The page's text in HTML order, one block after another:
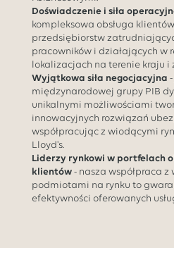
Doświadczenie i siła
kompleksowa obsługa
przedsiębiorstw
pracowników i działających w
lokalizacjach na terenie kraju i
Wyjątkowa siła negocjacyjna
międzynarodowej grupy PIB
unikalnymi możliwościami
innowacyjnych rozwiązań
współpracując z wiodącymi
Lloyd's.
Liderzy rynkowi w portfelach
klientów - nasza współpraca
podmiotami na rynku to
efektywności oferowanych